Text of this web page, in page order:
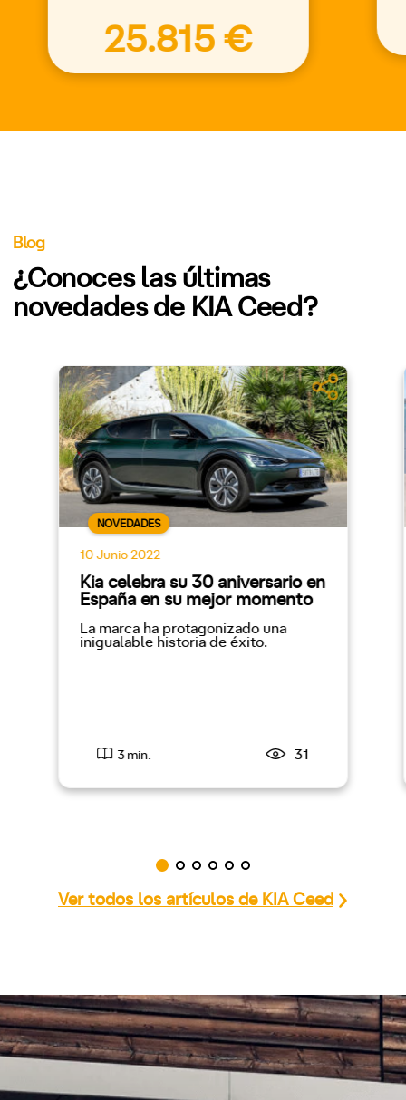
25.815 €
Blog
¿Conoces las últimas
novedades de KIA Ceed?
NOVEDADES
10 Junio 2022
Kia celebra su 30 aniversario en
España en su mejor momento
La marca ha protagonizado una
inigualable historia de éxito.
3 min. 31
Ver todos los artículos de KIA Ceed